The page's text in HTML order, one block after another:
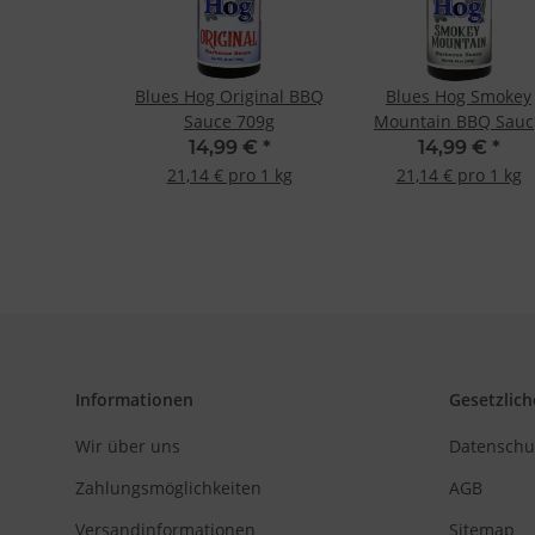
Blues Hog Original BBQ
Sauce 709g
14,99 € *
21,14 € pro 1 kg
Blues Hog Smokey
Mountain BBQ
709g
14,99 € *
21,14 € pro 1 kg
Informationen
Wir über uns
Zahlungsmöglichkeiten
Versandinformationen
AGB
Sitemap
Entwicklung
Verwendung
Besondere
Verwendung